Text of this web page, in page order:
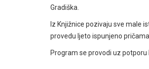
Gradiška.
Iz Knjižnice pozivaju sve male
provedu ljeto ispunjeno
Program se provodi uz potporu